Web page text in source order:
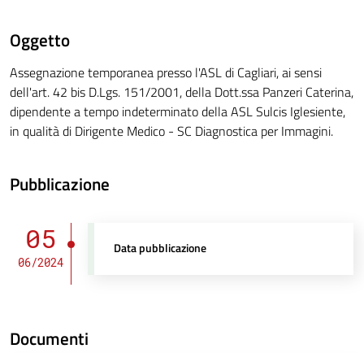
Oggetto
Assegnazione temporanea presso l'ASL di Cagliari, ai sensi
dell'art. 42 bis D.Lgs. 151/2001, della Dott.ssa Panzeri Caterina,
dipendente a tempo indeterminato della ASL Sulcis Iglesiente,
in qualità di Dirigente Medico - SC Diagnostica per Immagini.
Pubblicazione
05
06/2024
Data pubblicazione
Documenti